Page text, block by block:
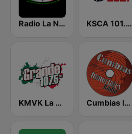
Radio La Nortena KSCA 101.9 Los Angeles FM (US Only)
KMVK La Grande 107.5 FM Cumbias Inmortales Radio